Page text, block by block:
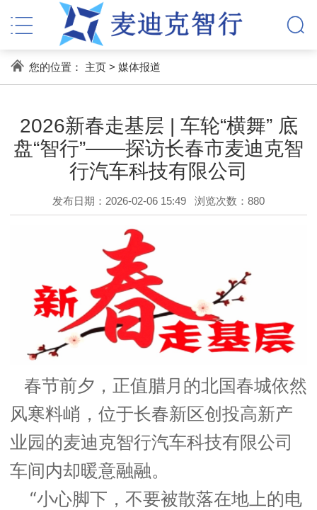
您的位置： 主页> 媒体报道
2026新春走基层 | 车轮“横舞” 底
盘“智行”——探访长春市麦迪克智
行汽车科技有限公司
发布日期：2026-02-06 15:49 浏览次数：880
春节前夕，正值腊月的北国春城依然
风寒料峭，位于长春新区创投高新产
业园的麦迪克智行汽车科技有限公司
车间内却暖意融融。
“小心脚下，不要被散落在地上的电